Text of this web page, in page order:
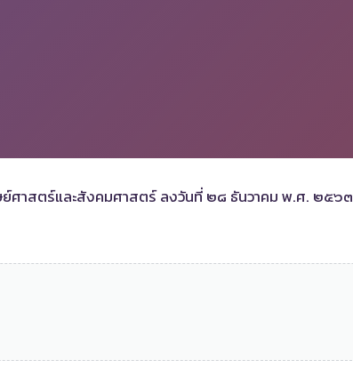
ศาสตร์และสังคมศาสตร์ ลงวันที่ ๒๘ ธันวาคม พ.ศ. ๒๕๖๓